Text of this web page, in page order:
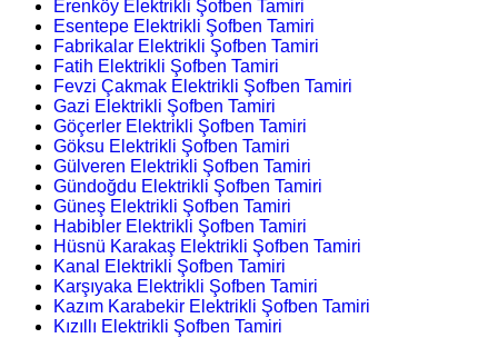
Erenköy Elektrikli Şofben Tamiri
Esentepe Elektrikli Şofben Tamiri
Fabrikalar Elektrikli Şofben Tamiri
Fatih Elektrikli Şofben Tamiri
Fevzi Çakmak Elektrikli Şofben Tamiri
Gazi Elektrikli Şofben Tamiri
Göçerler Elektrikli Şofben Tamiri
Göksu Elektrikli Şofben Tamiri
Gülveren Elektrikli Şofben Tamiri
Gündoğdu Elektrikli Şofben Tamiri
Güneş Elektrikli Şofben Tamiri
Habibler Elektrikli Şofben Tamiri
Hüsnü Karakaş Elektrikli Şofben Tamiri
Kanal Elektrikli Şofben Tamiri
Karşıyaka Elektrikli Şofben Tamiri
Kazım Karabekir Elektrikli Şofben Tamiri
Kızıllı Elektrikli Şofben Tamiri